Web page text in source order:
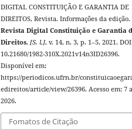
DIGITAL CONSTITUIÇÃO E GARANTIA DE
DIREITOS, Revista. Informações da edição.
Revista Digital Constituição e Garantia
Direitos,[S. l.], v. 14, n. 3, p. 1–5, 2021.
10.21680/1982-310X.2021v14n3ID26396.
Disponível em:
https://periodicos.ufrn.br/
edireitos/article/view/26396. Acesso em: 7
2026.
Fomatos de Citação